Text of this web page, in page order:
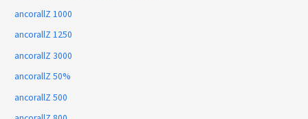
ancorallZ 1000
ancorallZ 1250
ancorallZ 3000
ancorallZ 50%
ancorallZ 500